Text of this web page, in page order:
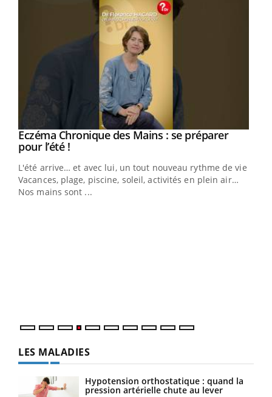
Youtube
Eczéma Chronique des Mains : se préparer
pour l’été !Youtube
L'été arrive… et avec lui, un tout nouveau rythme de vie !
Vacances, plage, piscine, soleil, activités en plein air…
Nos mains sont ...
LES MALADIES
Hypotension orthostatique : quand la
pression artérielle chute au lever